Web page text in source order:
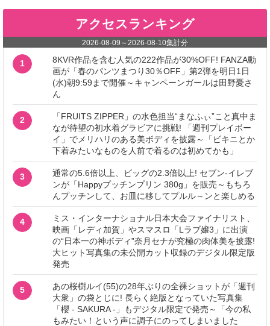
アクセスランキング
2026-08-09 ～2026-08-10集計分
1
8KVR作品を含む人気の222作品が30%OFF! FANZA動
画が「春のパンツまつり30％OFF」第2弾を明日1日
(水)朝9:59まで開催～キャンペーンガールは田野憂さ
ん
2
「FRUITS ZIPPER」の水色担当“まなふぃ”こと真中ま
なが待望の初水着グラビアに挑戦! 「週刊プレイボー
イ」でメリハリのある美ボディを披露～「ビキニとか
下着みたいなものを人前で着るのは初めてかも」
3
通常の5.6倍以上、ビッグの2.3倍以上! セブン‐イレブ
ンが「Happyプッチンプリン 380g」を販売～もちろ
んプッチンして、お皿に移してプルル～ンと楽しめる
4
ミス・インターナショナル日本大会ファイナリスト、
映画「レディ加賀」やスマスロ「Lラブ嬢3」に出演
の“日本一の神ボディ”奈月セナが究極の肉体美を披露!
大ヒット写真集の未公開カット収録のデジタル限定版
発売
5
あの桜樹ルイ(55)の28年ぶりの全裸ショットが「週刊
大衆」の袋とじに! 長らく絶版となっていた写真集
「櫻 - SAKURA -」もデジタル限定で発売～「今の私
もみたい！という声に調子にのってしまいました